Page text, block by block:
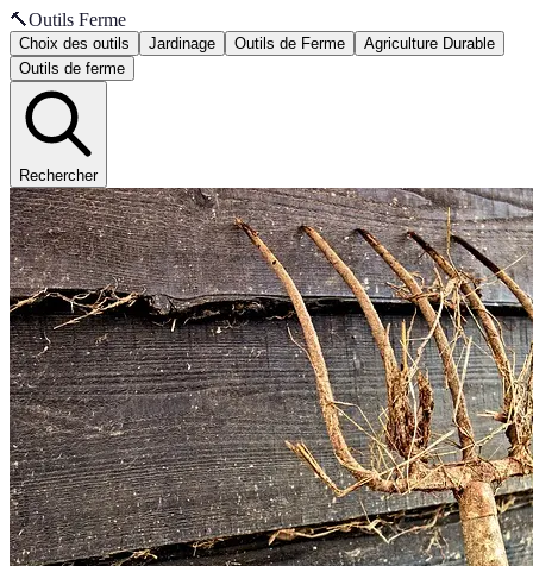
🔨Outils Ferme
Choix des outils Jardinage Outils de Ferme
Agriculture Durable
Outils de ferme
Rechercher